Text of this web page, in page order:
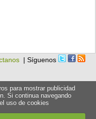
| Síguenos
para mostrar publicidad
Si continua navegando
uso de cookies